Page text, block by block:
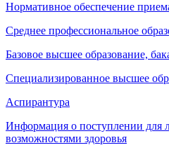
Нормативное обеспечение
Среднее профессиональное
Базовое высшее образование,
Специализированное высшее
Аспирантура
Информация о поступлении для
возможностями здоровья